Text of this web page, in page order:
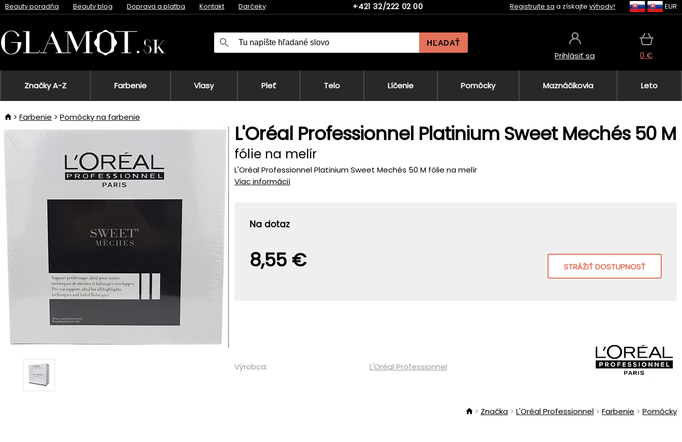
Beauty poradňa Beauty blog Doprava a platba Kontakt Darčeky +421 32/222 02 00 Registrujte sa a získajte výhody! EUR
HĽADAŤ
Prihlásiť sa 0 €
Značky A-Z Farbenie Vlasy Pleť Telo Líčenie Pomôcky Maznáčikovia Leto
Farbenie Pomôcky na farbenie
L'Oréal Professionnel Platinium Sweet Mechés 50 M
fólie na melír
L'Oréal Professionnel Platinium Sweet Mechés 50 M fólie na melír
Viac informácií
Na dotaz
8,55 € STRÁŽIŤ DOSTUPNOSŤ
Výrobca: L'Oréal Professionnel
Značka L'Oréal Professionnel Farbenie Pomôcky